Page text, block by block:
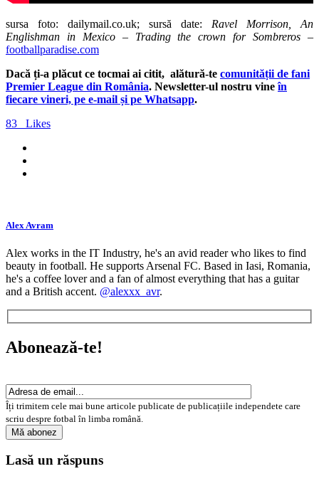
sursa foto: dailymail.co.uk; sursă date: Ravel Morrison, An
Englishman in Mexico – Trading the crown for Sombreros –
footballparadise.com
Dacă ți-a plăcut ce tocmai ai citit, alătură-te comunității de fani
Premier League din România. Newsletter-ul nostru vineîn
fiecare vineri, pe e-mail și pe Whatsapp.
83
Likes
Alex Avram
Alex works in the IT Industry, he's an avid reader who likes to find
beauty in football. He supports Arsenal FC. Based in Iasi, Romania,
he's a coffee lover and a fan of almost everything that has a guitar
and a British accent. @alexxx_avr.
Abonează-te!
Îți trimitem cele mai bune articole publicate de publicațiile independete care
scriu despre fotbal în limba română.
Lasă un răspuns